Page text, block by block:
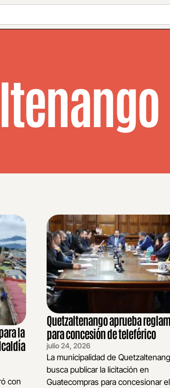
la
con
Quetzaltenango aprueba
para concesión de teleférico
julio 24, 2026
La municipalidad de
busca publicar la licitación en
Guatecompras para concesionar el